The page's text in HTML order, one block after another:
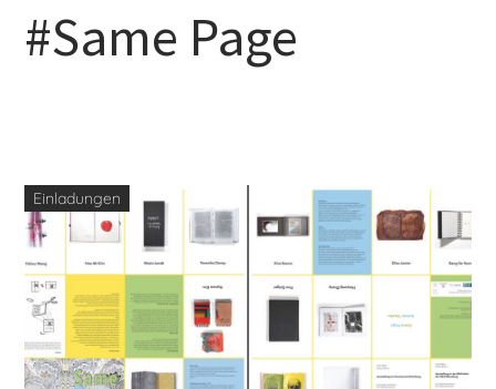
#Same Page
Einladungen